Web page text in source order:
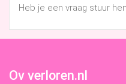
Heb je een vraag stuur
Ov verloren.nl